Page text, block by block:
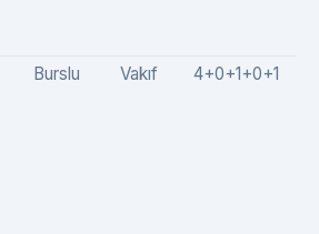
Burslu Vakıf 4+0+1+0+1